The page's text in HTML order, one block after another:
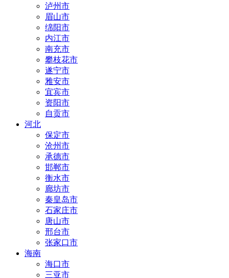
泸州市
眉山市
绵阳市
内江市
南充市
攀枝花市
遂宁市
雅安市
宜宾市
资阳市
自贡市
河北
保定市
沧州市
承德市
邯郸市
衡水市
廊坊市
秦皇岛市
石家庄市
唐山市
邢台市
张家口市
海南
海口市
三亚市